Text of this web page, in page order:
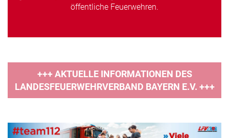
öffentliche Feuerwehren.
+++ AKTUELLE INFORMATIONEN DES
LANDESFEUERWEHRVERBAND BAYERN E.V. +++